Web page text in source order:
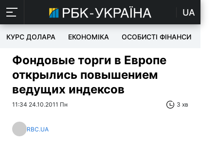
UA
КУРС ДОЛАРА ЕКОНОМІКА ОСОБИСТІ ФІНАНСИ
Фондовые торги в Европе
открылись повышением
ведущих индексов
11:34 24.10.2011 Пн 3 хв
RBC.UA